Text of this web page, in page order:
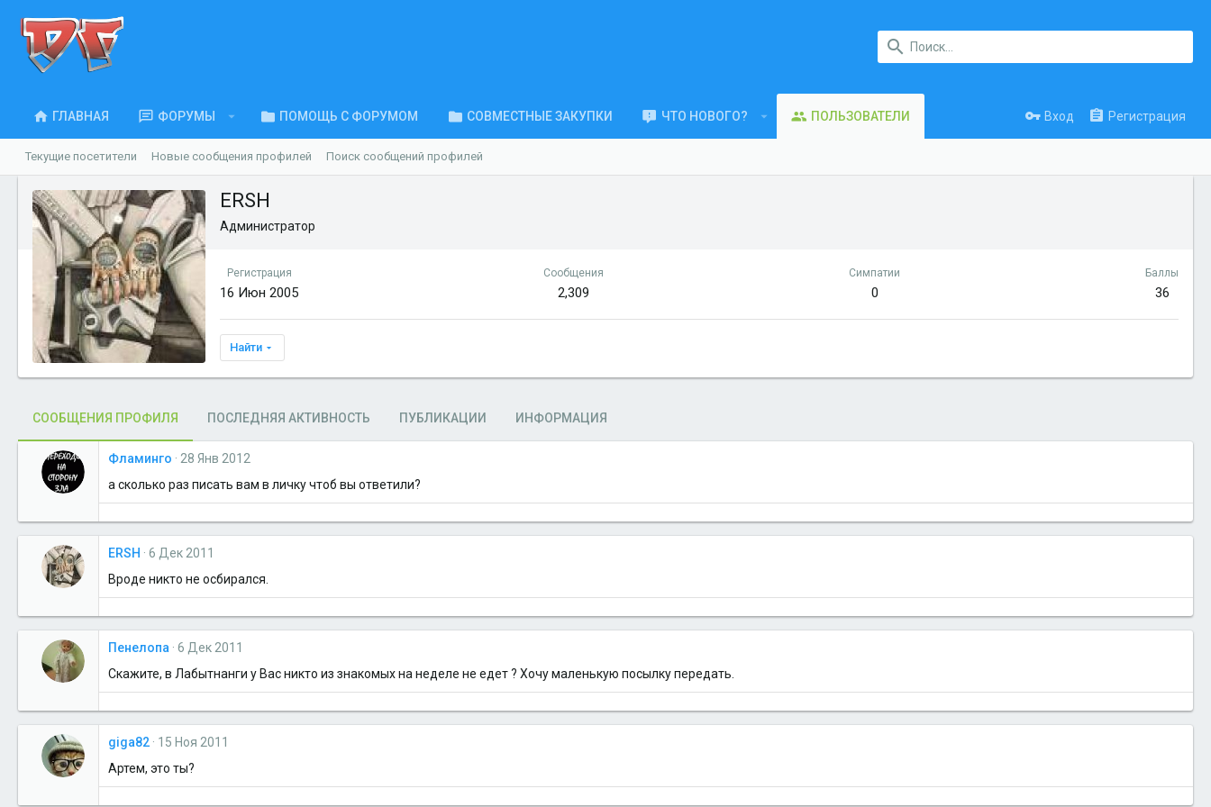
ГЛАВНАЯ ФОРУМЫ ПОМОЩЬ С ФОРУМОМ СОВМЕСТНЫЕ ЗАКУПКИ ЧТО НОВОГО? ПОЛЬЗОВАТЕЛИ Вход Регистрация
Текущие посетители Новые сообщения профилей Поиск сообщений профилей
ERSH
Администратор
Регистрация
16 Июн 2005
Сообщения
2,309
Симпатии
0
Баллы
36
Найти
СООБЩЕНИЯ ПРОФИЛЯ ПОСЛЕДНЯЯ АКТИВНОСТЬ ПУБЛИКАЦИИ ИНФОРМАЦИЯ
Фламинго
28 Янв 2012
а сколько раз писать вам в личку чтоб вы ответили?
ERSH
6 Дек 2011
Вроде никто не осбирался.
Пенелопа 6 Дек 2011
Скажите, в Лабытнанги у Вас никто из знакомых на неделе не едет ? Хочу маленькую посылку передать.
giga82
15 Ноя 2011
Артем, это ты?